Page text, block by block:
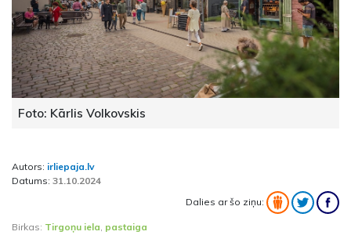
Foto: Kārlis Volkovskis
Autors: irliepaja.lv
Datums: 31.10.2024
Dalies ar šo ziņu:
Birkas: Tirgoņu iela pastaiga